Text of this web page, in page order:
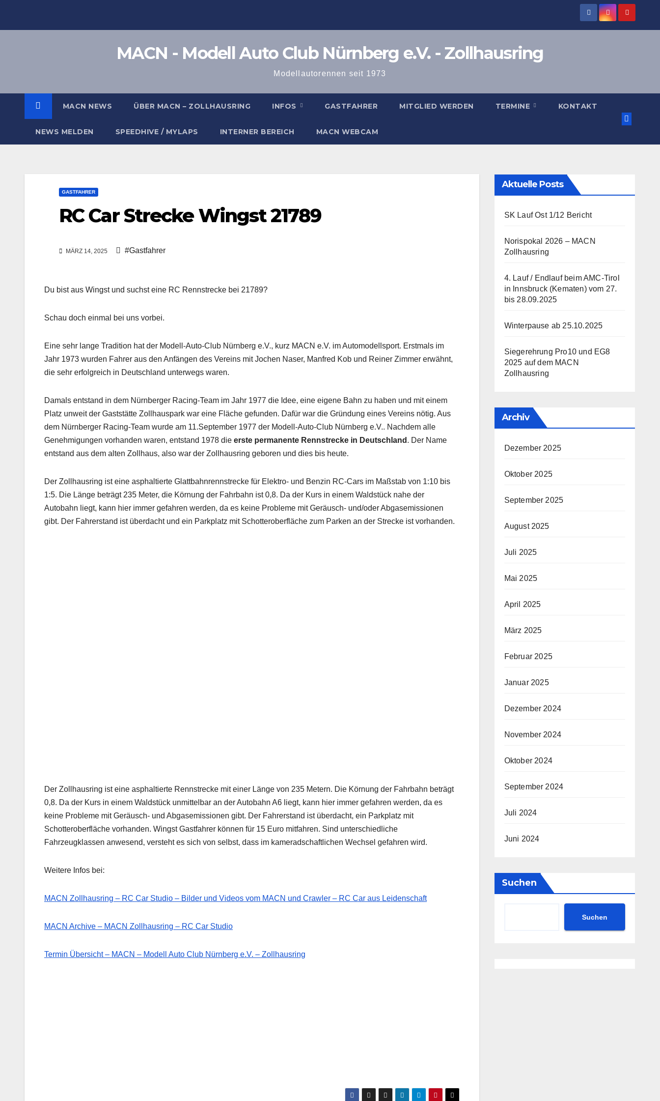
MACN - Modell Auto Club Nürnberg e.V. - Zollhausring
Modellautorennen seit 1973
MACN NEWS ÜBER MACN – ZOLLHAUSRING INFOS GASTFAHRER MITGLIED WERDEN TERMINE KONTAKT
NEWS MELDEN SPEEDHIVE / MYLAPS INTERNER BEREICH MACN WEBCAM
GASTFAHRER
RC Car Strecke Wingst 21789
MÄRZ 14, 2025 #Gastfahrer
Du bist aus Wingst und suchst eine RC Rennstrecke bei 21789?
Schau doch einmal bei uns vorbei.
Eine sehr lange Tradition hat der Modell-Auto-Club Nürnberg e.V., kurz MACN e.V. im Automodellsport. Erstmals im
Jahr 1973 wurden Fahrer aus den Anfängen des Vereins mit Jochen Naser, Manfred Kob und Reiner Zimmer erwähnt,
die sehr erfolgreich in Deutschland unterwegs waren.
Damals entstand in dem Nürnberger Racing-Team im Jahr 1977 die Idee, eine eigene Bahn zu haben und mit einem
Platz unweit der Gaststätte Zollhauspark war eine Fläche gefunden. Dafür war die Gründung eines Vereins nötig. Aus
dem Nürnberger Racing-Team wurde am 11.September 1977 der Modell-Auto-Club Nürnberg e.V.. Nachdem alle
Genehmigungen vorhanden waren, entstand 1978 die erste permanente Rennstrecke in Deutschland . Der Name
entstand aus dem alten Zollhaus, also war der Zollhausring geboren und dies bis heute.
Der Zollhausring ist eine asphaltierte Glattbahnrennstrecke für Elektro- und Benzin RC-Cars im Maßstab von 1:10 bis
1:5. Die Länge beträgt 235 Meter, die Körnung der Fahrbahn ist 0,8. Da der Kurs in einem Waldstück nahe der
Autobahn liegt, kann hier immer gefahren werden, da es keine Probleme mit Geräusch- und/oder Abgasemissionen
gibt. Der Fahrerstand ist überdacht und ein Parkplatz mit Schotteroberfläche zum Parken an der Strecke ist vorhanden.
Der Zollhausring ist eine asphaltierte Rennstrecke mit einer Länge von 235 Metern. Die Körnung der Fahrbahn beträgt
0,8. Da der Kurs in einem Waldstück unmittelbar an der Autobahn A6 liegt, kann hier immer gefahren werden, da es
keine Probleme mit Geräusch- und Abgasemissionen gibt. Der Fahrerstand ist überdacht, ein Parkplatz mit
Schotteroberfläche vorhanden. Wingst Gastfahrer können für 15 Euro mitfahren. Sind unterschiedliche
Fahrzeugklassen anwesend, versteht es sich von selbst, dass im kameradschaftlichen Wechsel gefahren wird.
Weitere Infos bei:
MACN Zollhausring – RC Car Studio – Bilder und Videos vom MACN und Crawler – RC Car aus Leidenschaft
MACN Archive – MACN Zollhausring – RC Car Studio
Termin Übersicht – MACN – Modell Auto Club Nürnberg e.V. – Zollhausring
Aktuelle Posts
SK Lauf Ost 1/12 Bericht
Norispokal 2026 – MACN
Zollhausring
4. Lauf / Endlauf beim AMC-Tirol
in Innsbruck (Kematen) vom 27.
bis 28.09.2025
Winterpause ab 25.10.2025
Siegerehrung Pro10 und EG8
2025 auf dem MACN
Zollhausring
Archiv
Dezember 2025
Oktober 2025
September 2025
August 2025
Juli 2025
Mai 2025
April 2025
März 2025
Februar 2025
Januar 2025
Dezember 2024
November 2024
Oktober 2024
September 2024
Juli 2024
Juni 2024
Suchen
Suchen